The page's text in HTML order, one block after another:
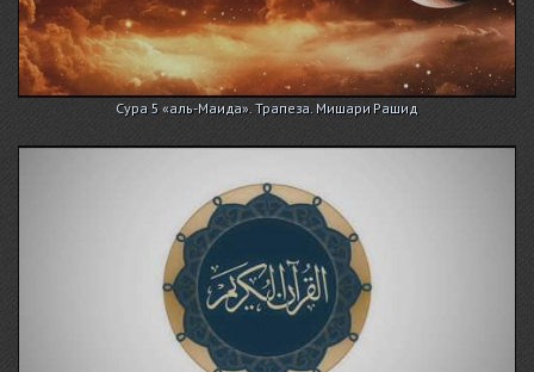
Сура 5 «аль-Маида». Трапеза. Мишари Рашид